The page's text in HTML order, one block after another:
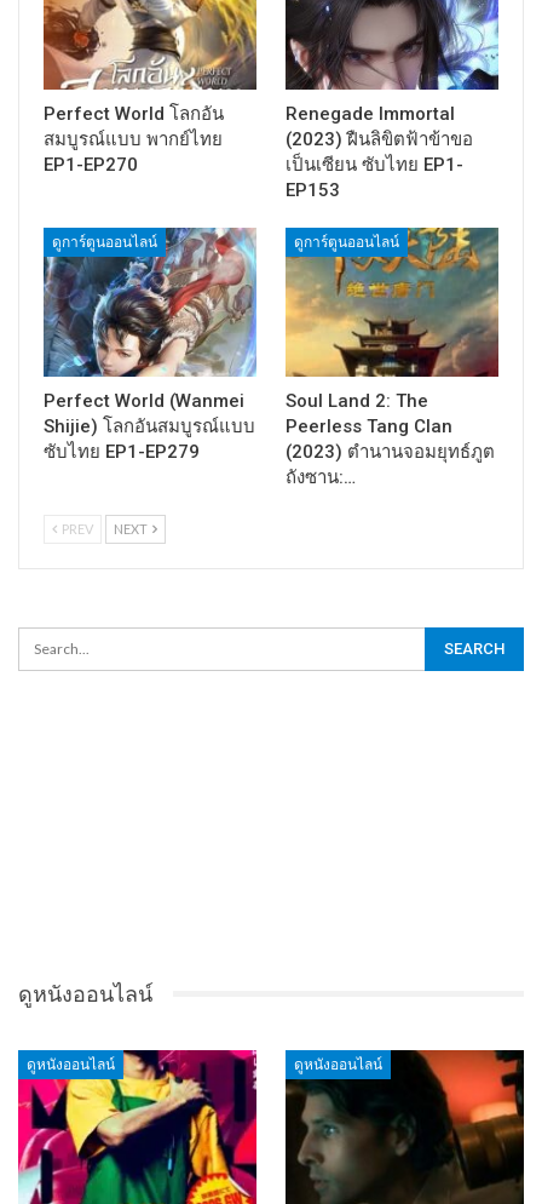
Perfect World โลกอัน
สมบูรณ์แบบ พากย์ไทย
EP1-EP270
Renegade Immortal
(2023) ฝืนลิขิตฟ้าข้าขอ
เป็นเซียน ซับไทย EP1-
EP153
ดูการ์ตูนออนไลน์
Perfect World (Wanmei
Shijie) โลกอันสมบูรณ์แบบ
ซับไทย EP1-EP279
ดูการ์ตูนออนไลน์
Soul Land 2: The
Peerless Tang Clan
(2023) ตำนานจอมยุทธ์ภูต
ถังซาน:…
PREV NEXT
ดูหนังออนไลน์
ดูหนังออนไลน์ ดูหนังออนไลน์